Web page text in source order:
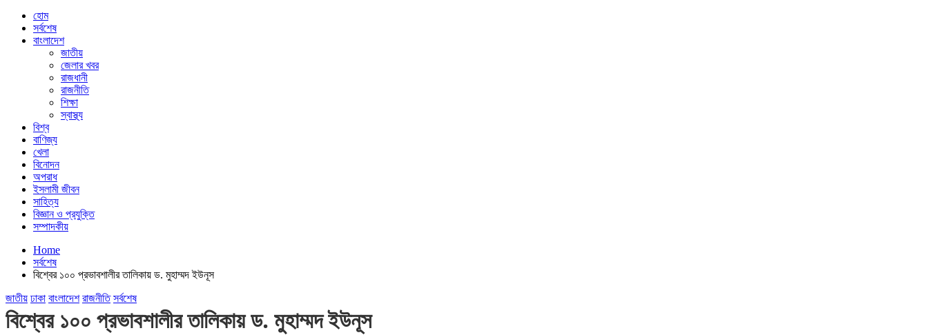
হোম
সর্বশেষ
বাংলাদেশ
জাতীয়
জেলার খবর
রাজধানী
রাজনীতি
শিক্ষা
স্বাস্থ্য
বিশ্ব
বাণিজ্য
খেলা
বিনোদন
অপরাধ
ইসলামী জীবন
সাহিত্য
বিজ্ঞান ও প্রযুক্তি
সম্পাদকীয়
Home
সর্বশেষ
বিশ্বের ১০০ প্রভাবশালীর তালিকায় ড. মুহাম্মদ ইউনূস
জাতীয় ঢাকা বাংলাদেশ রাজনীতি সর্বশেষ
বিশ্বের ১০০ প্রভাবশালীর তালিকায় ড. মুহাম্মদ ইউনূস